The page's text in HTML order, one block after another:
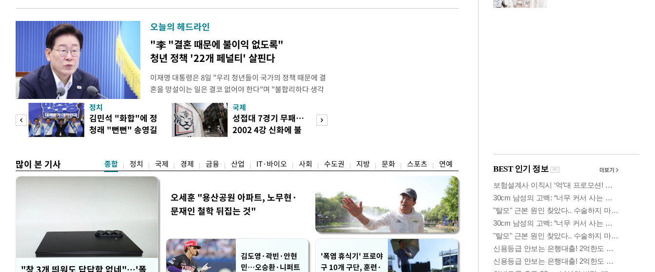
오늘의 헤드라인
"李 "결혼 때문에 불이익 없도록"
청년 정책 '22개 페널티' 살핀다
이재명 대통령은 8일 "우리 청년들이 국가의 정책 때문에 결
혼을 망설이는 일은 결코 없어야 한다"며 "불합리하다 생각
하는 제도가 있을 경우 편하게 말씀해주시면 좋겠다"고 했
다. 이 대통령은 이날 오후 X(옛 트위터)에 '청년들의 목소리
로 찾은 결혼 페널티 22개' 자료를 공유하며 이같이 적었다.
이 대통령은 "결혼으로 인해 겪을 수 있는 제도
정치
김민석 "화합"에 정
청래 "뻔뻔" 송영길
국제
성접대 7경기 무패…
2002 4강 신화에 불
많이 본 기사 종합 정치 국제 경제 금융 산업 IT·바이오 사회 수도권 지방 문화 스포츠 연예
"창 3개 띄워도 답답함 없네"…'폴
오세훈 "용산공원 아파트, 노무현·
문재인 철학 뒤집는 것"
김도영·곽빈·안현
민…오승환·니퍼트
'폭염 휴식기' 프로야
구 10개 구단, 훈련·